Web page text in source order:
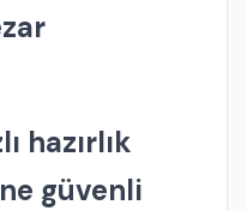
hazırlık
güvenli